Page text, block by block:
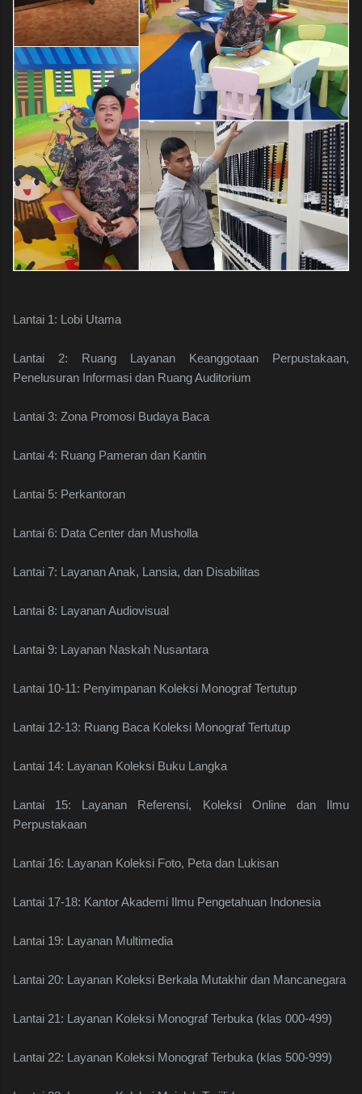
Lantai 1: Lobi Utama
Lantai 2: Ruang Layanan Keanggotaan Perpustakaan,
Penelusuran Informasi dan Ruang Auditorium
Lantai 3: Zona Promosi Budaya Baca
Lantai 4: Ruang Pameran dan Kantin
Lantai 5: Perkantoran
Lantai 6: Data Center dan Musholla
Lantai 7: Layanan Anak, Lansia, dan Disabilitas
Lantai 8: Layanan Audiovisual
Lantai 9: Layanan Naskah Nusantara
Lantai 10-11: Penyimpanan Koleksi Monograf Tertutup
Lantai 12-13: Ruang Baca Koleksi Monograf Tertutup
Lantai 14: Layanan Koleksi Buku Langka
Lantai 15: Layanan Referensi, Koleksi Online dan Ilmu
Perpustakaan
Lantai 16: Layanan Koleksi Foto, Peta dan Lukisan
Lantai 17-18: Kantor Akademi Ilmu Pengetahuan Indonesia
Lantai 19: Layanan Multimedia
Lantai 20: Layanan Koleksi Berkala Mutakhir dan Mancanegara
Lantai 21: Layanan Koleksi Monograf Terbuka (klas 000-499)
Lantai 22: Layanan Koleksi Monograf Terbuka (klas 500-999)